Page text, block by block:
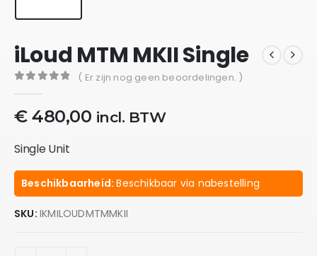
iLoud MTM MKII Single
( Er zijn nog geen beoordelingen. )
€480,00 incl. BTW
Single Unit
Beschikbaarheid:Beschikbaar via nabestelling
SKU: IKMILOUDMTMMKII